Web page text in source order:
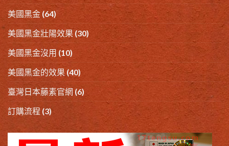
美國黑金 (64)
美國黑金壯陽效果 (30)
美國黑金沒用 (10)
美國黑金的效果 (40)
臺灣日本藤素官網 (6)
訂購流程 (3)